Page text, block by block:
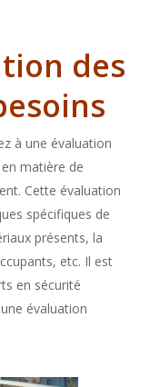
des
à une évaluation
matière de
Cette évaluation
spécifiques de
présents, la
etc. Il est
en sécurité
évaluation